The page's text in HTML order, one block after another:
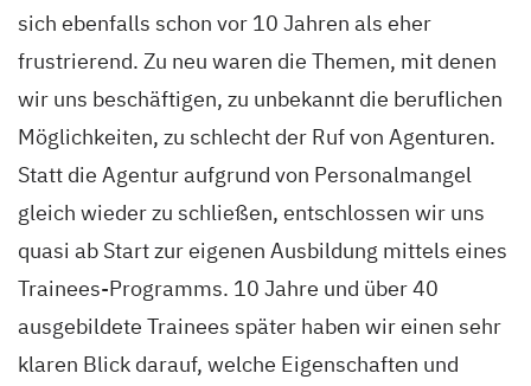
sich ebenfalls schon vor 10 Jahren als eher
frustrierend. Zu neu waren die Themen, mit denen
wir uns beschäftigen, zu unbekannt die beruflichen
Möglichkeiten, zu schlecht der Ruf von Agenturen.
Statt die Agentur aufgrund von Personalmangel
gleich wieder zu schließen, entschlossen wir uns
quasi ab Start zur eigenen Ausbildung mittels eines
Trainees-Programms. 10 Jahre und über 40
ausgebildete Trainees später haben wir einen sehr
klaren Blick darauf, welche Eigenschaften und